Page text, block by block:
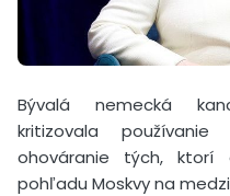
Bývalá nemecká
kritizovala
ohováranie tých, ktorí
pohľadu Moskvy na